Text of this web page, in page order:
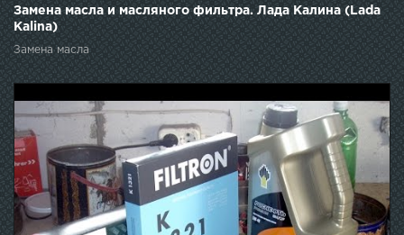
Замена масла и масляного фильтра. Лада Калина (Lada
Kalina)
Замена масла